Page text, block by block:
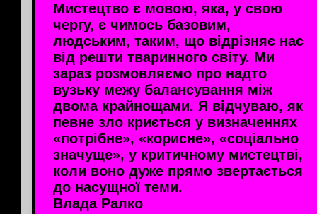
Мистецтво є мовою, яка, у свою
чергу, є чимось базовим,
людським, таким, що відрізняє нас
від решти тваринного світу. Ми
зараз розмовляємо про надто
вузьку межу балансування між
двома крайнощами. Я відчуваю, як
певне зло криється у визначеннях
«потрібне», «корисне», «соціально
значуще», у критичному мистецтві,
коли воно дуже прямо звертається
до насущної теми.
Влада Ралко